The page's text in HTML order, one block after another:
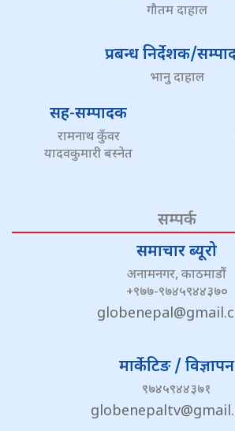
गौतम दाहाल
प्रबन्ध निर्देशक/
भानु दाहाल
सह-सम्पादक
रामनाथ कुँवर
यादवकुमारी बस्नेत
सम्पर्क
समाचार ब्यूरो
अनामनगर, काठमाडौं
+९७७-९७४५९४४३७०
मार्केटिङ / विज्ञापन
९७४५९४४३७१